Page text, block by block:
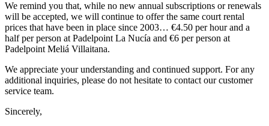
We remind you that, while no new annual subscriptions or renewals
will be accepted, we will continue to offer the same court rental
prices that have been in place since 2003… €4.50 per hour and a
half per person at Padelpoint La Nucía and €6 per person at
Padelpoint Meliá Villaitana.
We appreciate your understanding and continued support. For any
additional inquiries, please do not hesitate to contact our customer
service team.
Sincerely,